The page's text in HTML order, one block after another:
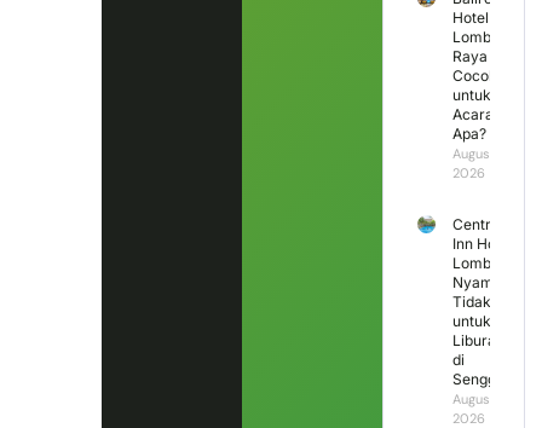
Hotel
Lombok
Raya
Cocok
untuk
Acara
Apa?
August 3,
2026
Central
Inn Hotel
Lombok,
Nyaman
Tidak
untuk
Liburan
di
Senggigi?
August 2,
2026